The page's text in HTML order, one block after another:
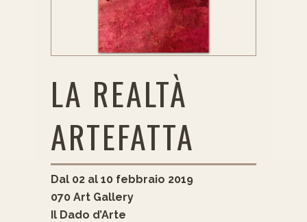
LA REALTÀ
ARTEFATTA
Dal 02 al 10 febbraio 2019
070 Art Gallery
Il Dado d’Arte